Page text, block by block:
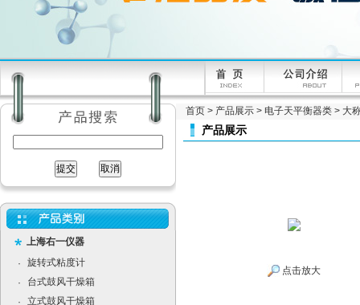
上海右一仪器
·
旋转式粘度计
·
台式鼓风干燥箱
·
立式鼓风干燥箱
首页 > 产品展示 > 电子天平衡器类 > 大
产品展示
点击放大